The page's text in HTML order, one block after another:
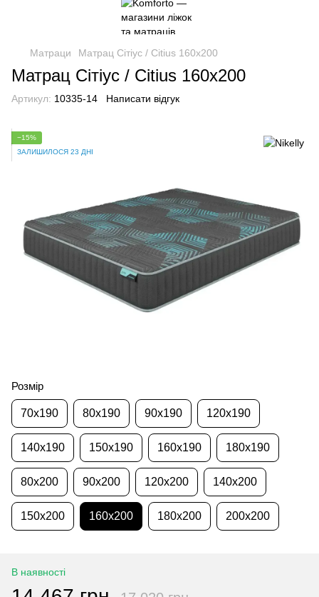
Матраци Матрац Сітіус / Citius 160x200
Матрац Сітіус / Citius 160x200
Артикул: 10335-14 Написати відгук
−15%
ЗАЛИШИЛОСЯ 23 ДНІ
Розмір
70x190 80x190 90x190 120x190
140x190 150x190 160x190 180x190
80x200 90x200 120x200 140x200
150x200 160x200 180x200 200x200
В наявності